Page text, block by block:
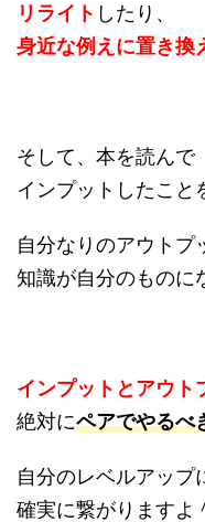
リライト したり、
身近な例えに置き換
そして、本を読んで
インプットしたこと
自分なりのアウトプ
知識が自分のものに
インプットとアウト
絶対にペアでやるべ
自分のレベルアップ
確実に繋がりますよ